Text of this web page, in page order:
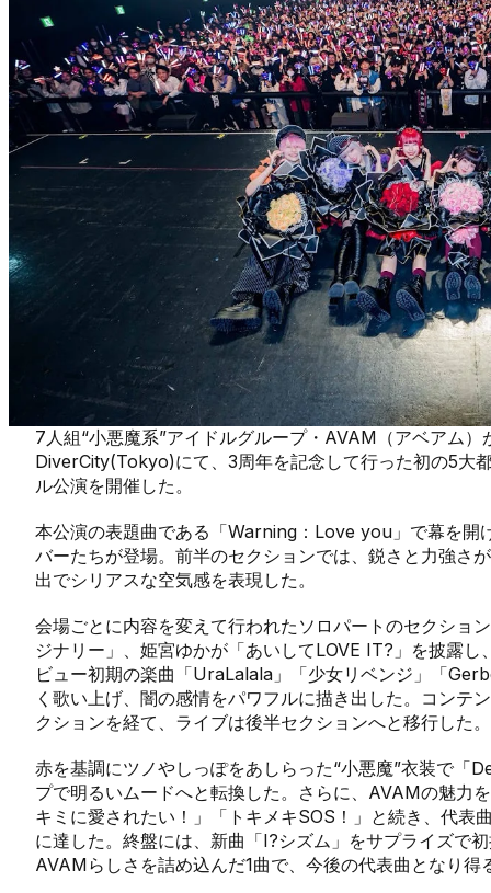
7人組“小悪魔系”アイドルグループ・AVAM（アベアム
DiverCity(Tokyo)にて、3周年を記念して行った初の5大
ル公演を開催した。
本公演の表題曲である「Warning：Love you」で幕を開
バーたちが登場。前半のセクションでは、鋭さと力強さ
出でシリアスな空気感を表現した。
会場ごとに内容を変えて行われたソロパートのセクショ
ジナリー」、姫宮ゆかが「あいしてLOVE IT?」を披露
ビュー初期の楽曲「UraLalala」「少女リベンジ」「
く歌い上げ、闇の感情をパワフルに描き出した。コンテ
クションを経て、ライブは後半セクションへと移行した。
赤を基調にツノやしっぽをあしらった“小悪魔”衣装で「
プで明るいムードへと転換した。さらに、AVAMの魅力
キミに愛されたい！」「トキメキSOS！」と続き、代表
に達した。終盤には、新曲「I?シズム」をサプライズで
AVAMらしさを詰め込んだ1曲で、今後の代表曲となり得